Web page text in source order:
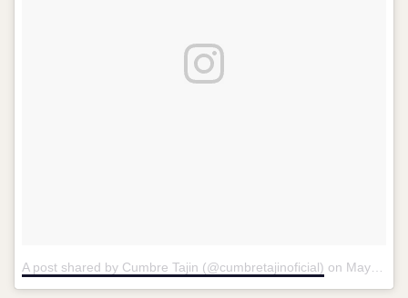
A post shared by Cumbre Tajin (@cumbretajinoficial) on May 12, 2014 at 12:41pm PDT